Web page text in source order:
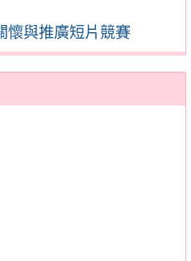
懷與推廣短片競賽